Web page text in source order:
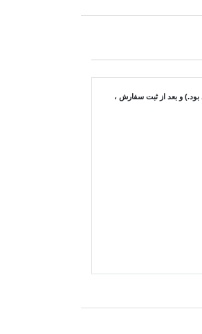
و بعد از ثبت سفارش ،